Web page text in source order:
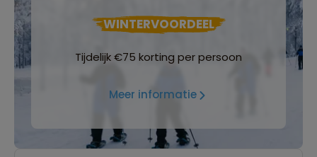
WINTERVOORDEEL
Tijdelijk €75 korting per persoon
Meer informatie